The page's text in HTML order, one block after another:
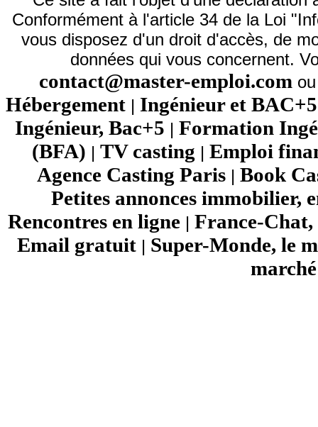
Conformément à l'article 34 de la Loi
vous disposez d'un droit d'accès, de
données qui vous concernent.
contact@master-emploi.com
Hébergement | Ingénieur et
Ingénieur, Bac+5 | Formation
(BFA) | TV casting | Emploi
Agence Casting Paris | Book
Petites annonces immobilier,
Rencontres en ligne | France-Chat,
Email gratuit| Super-Monde, le